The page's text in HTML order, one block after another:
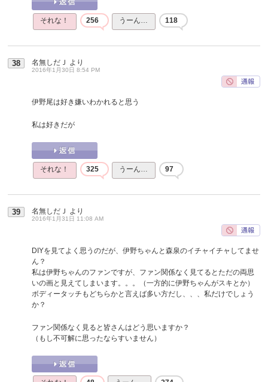
それな！ 256 うーん… 118
38 名無しだＪ より
2016年1月30日 8:54 PM
伊野尾は好き嫌いわかれると思う
私は好きだが
それな！ 325 うーん… 97
39 名無しだＪ より
2016年1月31日 11:08 AM
DIYを見てよく思うのだが、伊野ちゃんと森泉のイチャイチャしてませ
ん？
私は伊野ちゃんのファンですが、ファン関係なく見てるとただの両思
いの画と見えてしまいます。。。（一方的に伊野ちゃんがスキとか）
ボディータッチもどちらかと言えば多い方だし、、、私だけでしょう
か？
ファン関係なく見ると皆さんはどう思いますか？
（もし不可解に思ったならすいません）